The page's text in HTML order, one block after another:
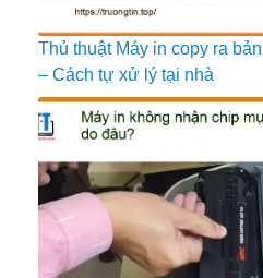
Thủ thuật Máy in copy ra
– Cách tự xử lý tại nhà